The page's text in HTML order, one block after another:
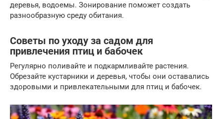
деревья, водоемы. Зонирование поможет создать
разнообразную среду обитания.
Советы по уходу за садом для
привлечения птиц и бабочек
Регулярно поливайте и подкармливайте растения.
Обрезайте кустарники и деревья, чтобы они оставались
здоровыми и привлекательными для птиц и бабочек.